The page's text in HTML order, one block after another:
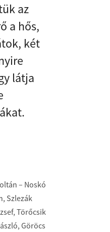
az
a hős,
két
látja
– Noskó
Szlezák
Törőcsik
Göröcs